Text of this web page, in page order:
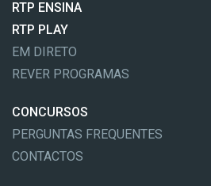
RTP ENSINA
RTP PLAY
EM DIRETO
REVER PROGRAMAS
CONCURSOS
PERGUNTAS FREQUENTES
CONTACTOS